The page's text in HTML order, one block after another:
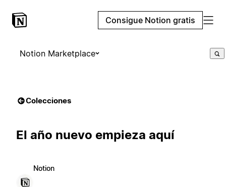
Consigue Notion gratis
Notion Marketplace
Colecciones
El año nuevo empieza aquí
Notion